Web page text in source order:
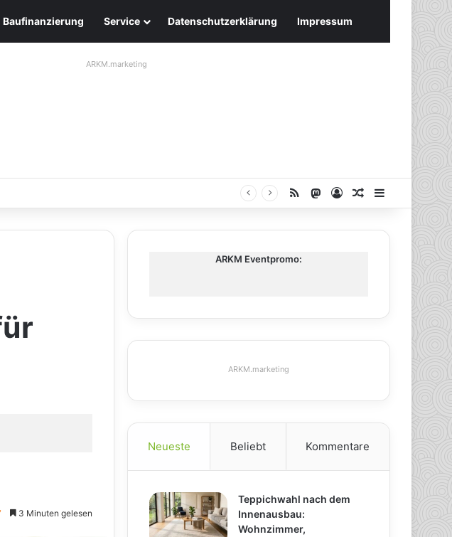
Baufinanzierung Service Datenschutzerklärung Impressum
ARKM.marketing
RSS Mastodon
AnmeldenZufälliger
3 Minuten gelesen
ARKM Eventpromo:
ARKM.marketing
Neueste Beliebt Kommentare
Teppichwahl nach dem
Innenausbau:
Wohnzimmer,